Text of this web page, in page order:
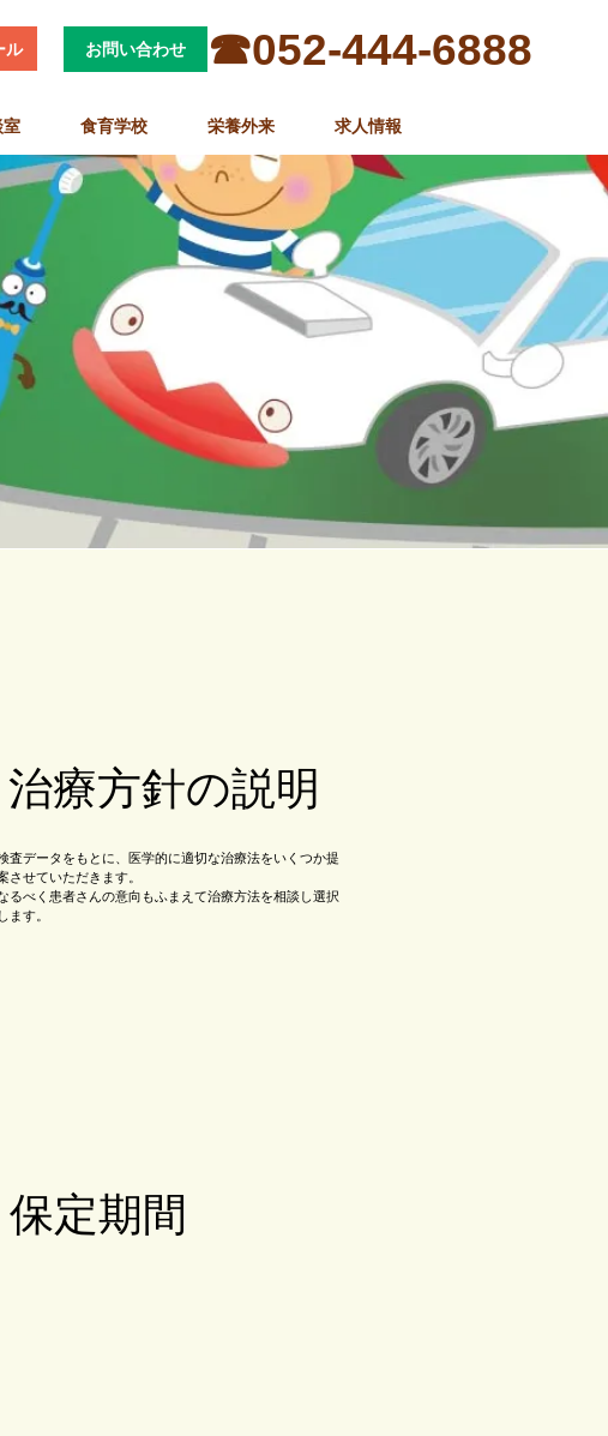
室 食育学校 栄養外来 求人情報
ル お問い合わせ ☎052-444-6888
治療方針の説明
査データをもとに、医学的に適切な治療法をいくつか提
させていただきます。
るべく患者さんの意向もふまえて治療方法を相談し選択
します。
保定期間